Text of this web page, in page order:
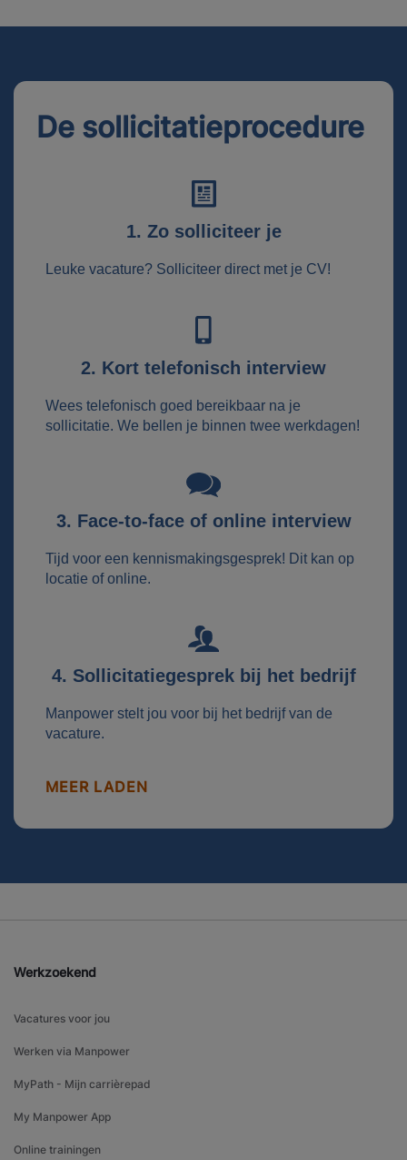
De sollicitatieprocedure
1. Zo solliciteer je
Leuke vacature? Solliciteer direct met je CV!
2. Kort telefonisch interview
Wees telefonisch goed bereikbaar na je
sollicitatie. We bellen je binnen twee werkdagen!
3. Face-to-face of online interview
Tijd voor een kennismakingsgesprek! Dit kan op
locatie of online.
4. Sollicitatiegesprek bij het bedrijf
Manpower stelt jou voor bij het bedrijf van de
vacature.
MEER LADEN
Werkzoekend
Vacatures voor jou
Werken via Manpower
MyPath - Mijn carrièrepad
My Manpower App
Online trainingen